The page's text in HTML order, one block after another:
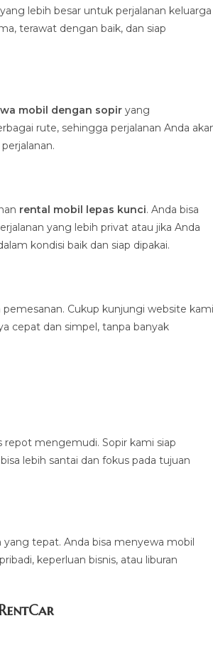
lebih besar untuk perjalanan keluarga
terawat dengan baik, dan siap
mobil dengan sopir yang
rute, sehingga perjalanan Anda
rental mobil lepas kunci. Anda bisa
yang lebih privat atau jika Anda
kondisi baik dan siap dipakai.
Cukup kunjungi website
cepat dan simpel, tanpa banyak
repot mengemudi. Sopir kami siap
lebih santai dan fokus pada tujuan
yang tepat. Anda bisa menyewa mobil
keperluan bisnis, atau liburan